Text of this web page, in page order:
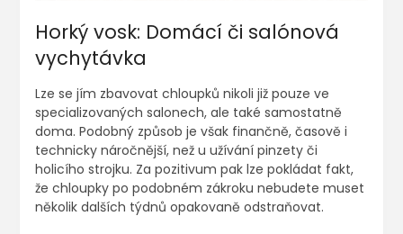
Horký vosk: Domácí či salónová
vychytávka
Lze se jím zbavovat chloupků nikoli již pouze ve
specializovaných salonech, ale také samostatně
doma. Podobný způsob je však finančně, časově i
technicky náročnější, než u užívání pinzety či
holicího strojku. Za pozitivum pak lze pokládat fakt,
že chloupky po podobném zákroku nebudete muset
několik dalších týdnů opakovaně odstraňovat.